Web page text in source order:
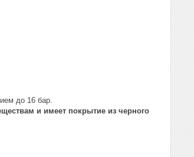
до 16 бар.
и имеет покрытие из черного